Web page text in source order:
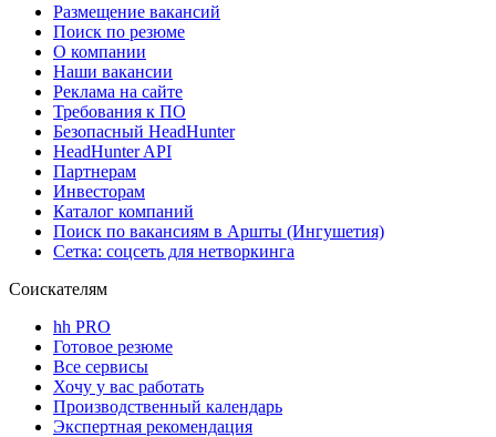
Размещение вакансий
Поиск по резюме
О компании
Наши вакансии
Реклама на сайте
Требования к ПО
Безопасный HeadHunter
HeadHunter API
Партнерам
Инвесторам
Каталог компаний
Поиск по вакансиям в Аршты (Ингушетия)
Сетка: соцсеть для нетворкинга
Соискателям
hh PRO
Готовое резюме
Все сервисы
Хочу у вас работать
Производственный календарь
Экспертная рекомендация